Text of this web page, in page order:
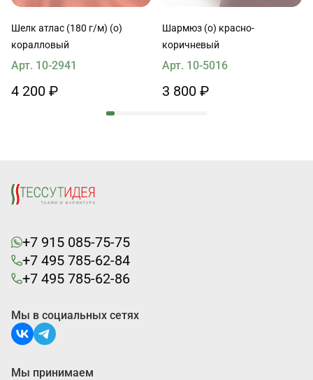
Шелк атлас (180 г/м) (о)
коралловый
Арт. 10-2941
4 200 ₽
Шармюз (о) красно-
коричневый
Арт. 10-5016
3 800 ₽
+7 915 085-75-75
+7 495 785-62-84
+7 495 785-62-86
Мы в социальных сетях
Мы принимаем